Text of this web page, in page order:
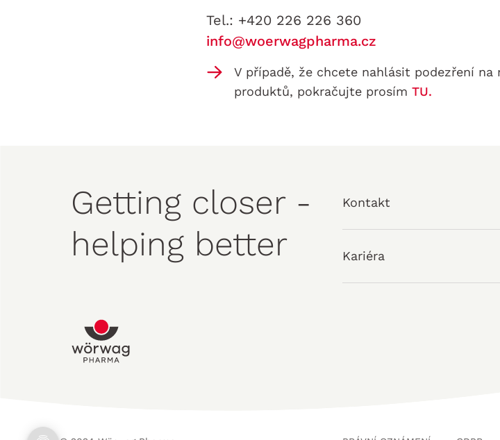
Tel.: +420 226 226 360
info@woerwagpharma.cz
V případě, že chcete nahlásit podezření
produktů, pokračujte prosímTU.
Getting closer -
helping better
Kontakt
Kariéra